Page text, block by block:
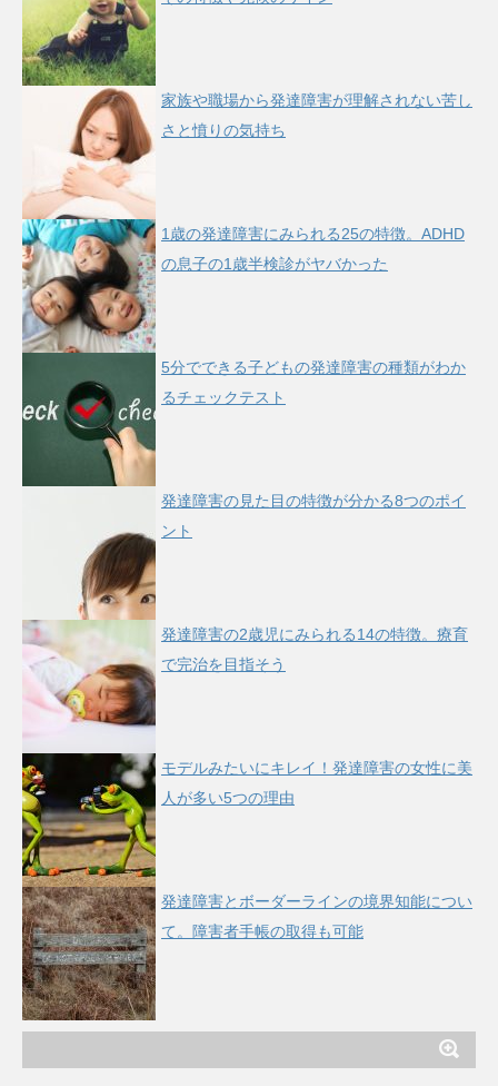
家族や職場から発達障害が理解されない苦し
さと憤りの気持ち
1歳の発達障害にみられる25の特徴。ADHD
の息子の1歳半検診がヤバかった
5分でできる子どもの発達障害の種類がわか
るチェックテスト
発達障害の見た目の特徴が分かる8つのポイ
ント
発達障害の2歳児にみられる14の特徴。療育
で完治を目指そう
モデルみたいにキレイ！発達障害の女性に美
人が多い5つの理由
発達障害とボーダーラインの境界知能につい
て。障害者手帳の取得も可能